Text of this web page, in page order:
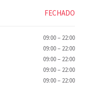
FECHADO
09:00– 22:00
09:00– 22:00
09:00– 22:00
09:00– 22:00
09:00– 22:00